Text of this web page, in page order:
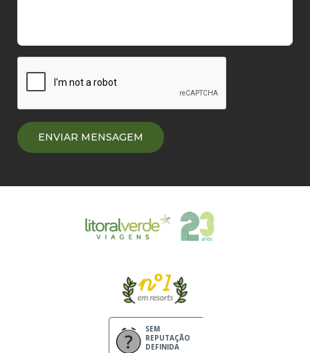
SEM
REPUTAÇÃO
DEFINIDA